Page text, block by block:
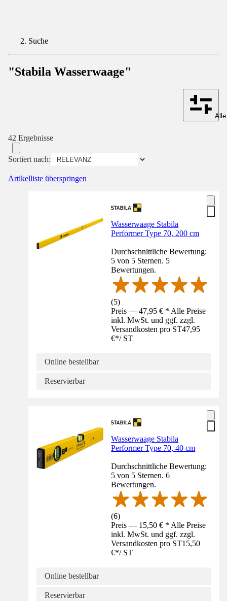
Suche
"Stabila Wasserwaage"
42 Ergebnisse
Sortiert nach:
Artikelliste überspringen
Wasserwaage Stabila
Performer Type 70, 200 cm
Durchschnittliche Bewertung:
5 von 5 Sternen. 5
Bewertungen.
(5)
Preis — 47,95 € * Alle Preise
inkl. MwSt. und ggf. zzgl.
Versandkosten pro ST47,95
€*/ ST
Online bestellbar
Reservierbar
Wasserwaage Stabila
Performer Type 70, 40 cm
Durchschnittliche Bewertung:
5 von 5 Sternen. 6
Bewertungen.
(6)
Preis — 15,50 € * Alle Preise
inkl. MwSt. und ggf. zzgl.
Versandkosten pro ST15,50
€*/ ST
Online bestellbar
Reservierbar